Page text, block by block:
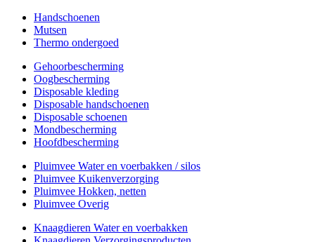
Handschoenen
Mutsen
Thermo ondergoed
Gehoorbescherming
Oogbescherming
Disposable kleding
Disposable handschoenen
Disposable schoenen
Mondbescherming
Hoofdbescherming
Pluimvee Water en voerbakken / silos
Pluimvee Kuikenverzorging
Pluimvee Hokken, netten
Pluimvee Overig
Knaagdieren Water en voerbakken